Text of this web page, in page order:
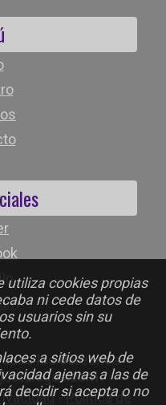
utiliza cookies propias
ni cede datos de
usuarios sin su
a sitios web de
ajenas a las de
decidir si acepta o no
los derechos
-Política de